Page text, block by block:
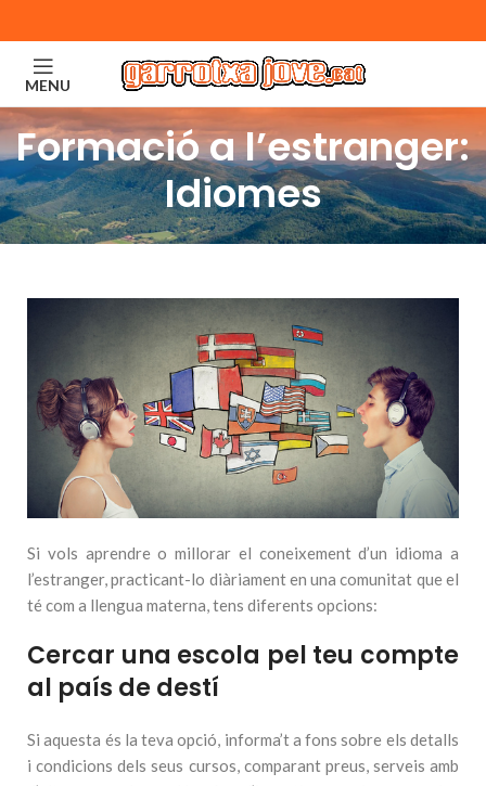
MENU
Formació a l’estranger:
Idiomes
Si vols aprendre o millorar el coneixement d’un idioma a
l’estranger, practicant-lo diàriament en una comunitat que el
té com a llengua materna, tens diferents opcions:
Cercar una escola pel teu compte
al país de destí
Si aquesta és la teva opció, informa’t a fons sobre els detalls
i condicions dels seus cursos, comparant preus, serveis amb